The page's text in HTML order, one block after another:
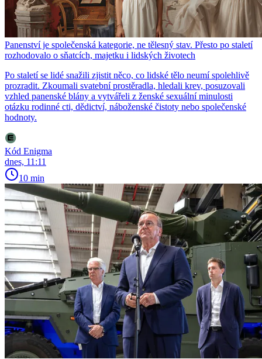
Panenství je společenská kategorie, ne tělesný stav. Přesto po staletí
rozhodovalo o sňatcích, majetku i lidských životech
Po staletí se lidé snažili zjistit něco, co lidské tělo neumí spolehlivě
prozradit. Zkoumali svatební prostěradla, hledali krev, posuzovali
vzhled panenské blány a vytvářeli z ženské sexuální minulosti
otázku rodinné cti, dědictví, náboženské čistoty nebo společenské
hodnoty.
Kód Enigma
dnes, 11:11
10 min